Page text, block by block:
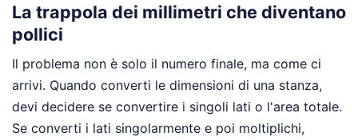
La trappola dei millimetri che diventano
pollici
Il problema non è solo il numero finale, ma come ci
arrivi. Quando converti le dimensioni di una stanza,
devi decidere se convertire i singoli lati o l'area totale.
Se converti i lati singolarmente e poi moltiplichi,